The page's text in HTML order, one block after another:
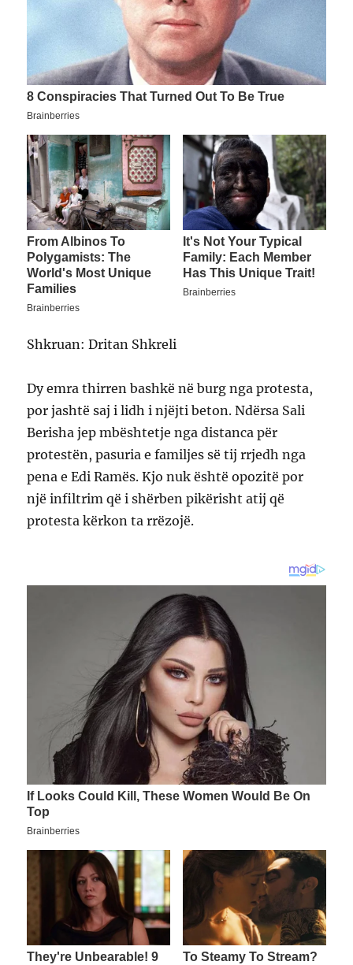
Shkruan: Dritan Shkreli
Dy emra thirren bashkë në burg nga protesta,
por jashtë saj i lidh i njëjti beton. Ndërsa Sali
Berisha jep mbështetje nga distanca për
protestën, pasuria e familjes së tij rrjedh nga
pena e Edi Ramës. Kjo nuk është opozitë por
një infiltrim që i shërben pikërisht atij që
protesta kërkon ta rrëzojë.